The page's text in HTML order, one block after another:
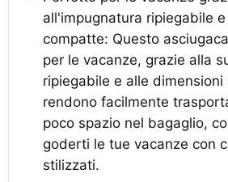
all'impugnatura ripiegabile
compatte: Questo
per le vacanze, grazie alla
ripiegabile e alle
rendono facilmente
poco spazio nel bagaglio,
goderti le tue vacanze con
stilizzati.